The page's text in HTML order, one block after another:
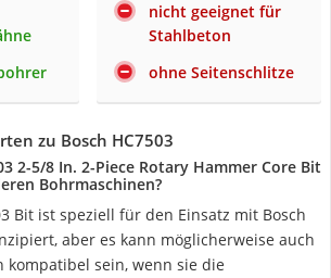
nicht geeignet für
Stahlbeton
ohne Seitenschlitze
zu Bosch HC7503
2-5/8 In. 2-Piece Rotary Hammer Core Bit
Bohrmaschinen?
Bit ist speziell für den Einsatz mit Bosch
aber es kann möglicherweise auch
kompatibel sein, wenn sie die